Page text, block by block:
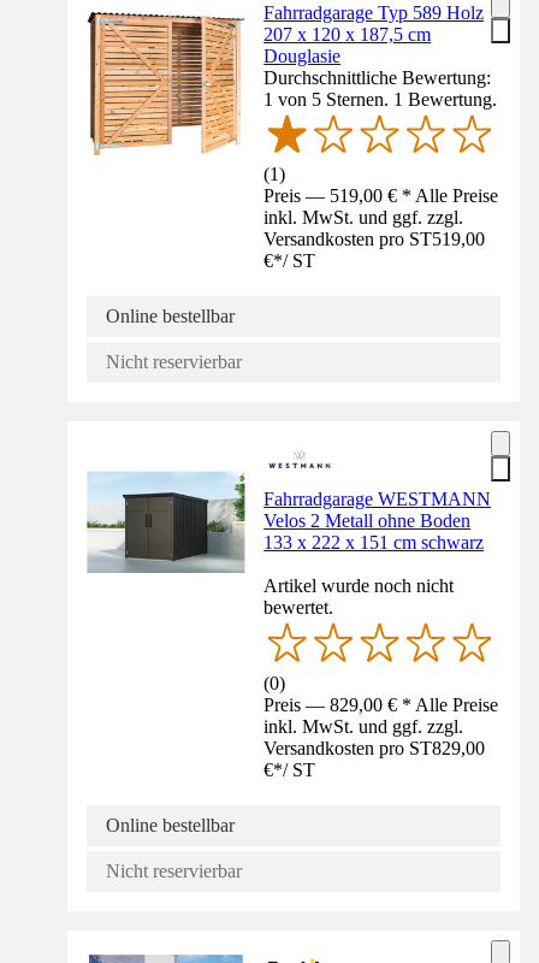
Fahrradgarage Typ 589 Holz
207 x 120 x 187,5 cm
Douglasie
Durchschnittliche Bewertung:
1 von 5 Sternen. 1 Bewertung.
(1)
Preis — 519,00 € * Alle Preise
inkl. MwSt. und ggf. zzgl.
Versandkosten pro ST519,00
€*/ ST
Online bestellbar
Nicht reservierbar
Fahrradgarage WESTMANN
Velos 2 Metall ohne Boden
133 x 222 x 151 cm schwarz
Artikel wurde noch nicht
bewertet.
(0)
Preis — 829,00 € * Alle Preise
inkl. MwSt. und ggf. zzgl.
Versandkosten pro ST829,00
€*/ ST
Online bestellbar
Nicht reservierbar